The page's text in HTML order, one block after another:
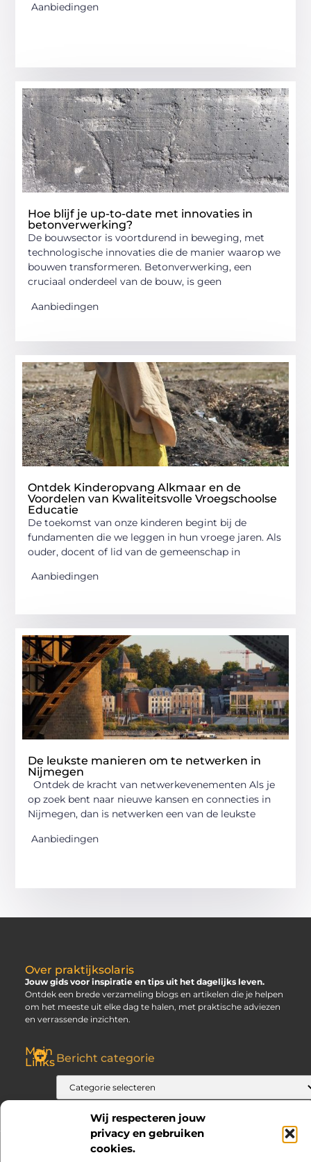
Wij respecteren jouw
privacy en gebruiken
cookies.
Aanbiedingen
Hoe blijf je up-to-date met innovaties in
betonverwerking?
De bouwsector is voortdurend in beweging, met
technologische innovaties die de manier waarop we
bouwen transformeren. Betonverwerking, een
cruciaal onderdeel van de bouw, is geen
Aanbiedingen
Ontdek Kinderopvang Alkmaar en de
Voordelen van Kwaliteitsvolle Vroegschoolse
Educatie
De toekomst van onze kinderen begint bij de
fundamenten die we leggen in hun vroege jaren. Als
ouder, docent of lid van de gemeenschap in
Aanbiedingen
De leukste manieren om te netwerken in
Nijmegen
Ontdek de kracht van netwerkevenementen Als je
op zoek bent naar nieuwe kansen en connecties in
Nijmegen, dan is netwerken een van de leukste
Aanbiedingen
Over praktijksolaris
Jouw gids voor inspiratie en tips uit het dagelijks leven.
Ontdek een brede verzameling blogs en artikelen die je helpen
om het meeste uit elke dag te halen, met praktische adviezen
en verrassende inzichten.
Main
LinksBericht categorie
@2025 www.praktijksolaris.nl. All Right Reserved.